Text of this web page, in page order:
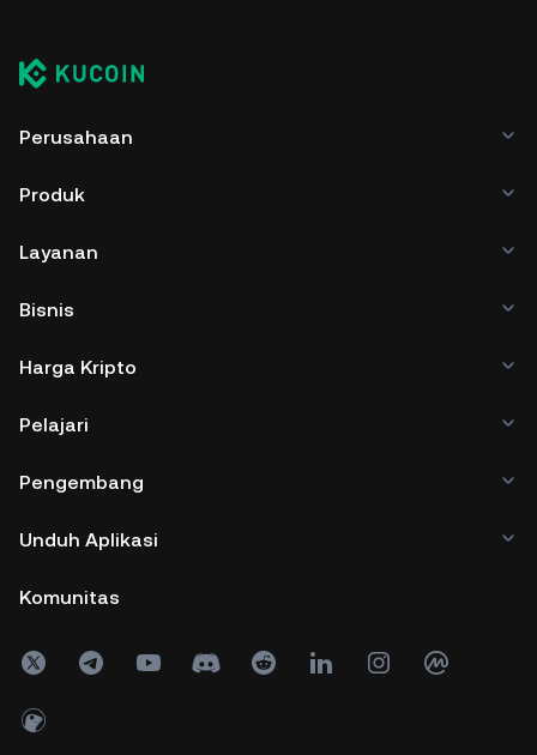
Perusahaan
Produk
Layanan
Bisnis
Harga Kripto
Pelajari
Pengembang
Unduh Aplikasi
Komunitas